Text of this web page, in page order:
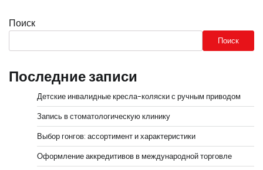
Поиск
Поиск
Последние записи
Детские инвалидные кресла-коляски с ручным приводом
Запись в стоматологическую клинику
Выбор гонгов: ассортимент и характеристики
Оформление аккредитивов в международной торговле